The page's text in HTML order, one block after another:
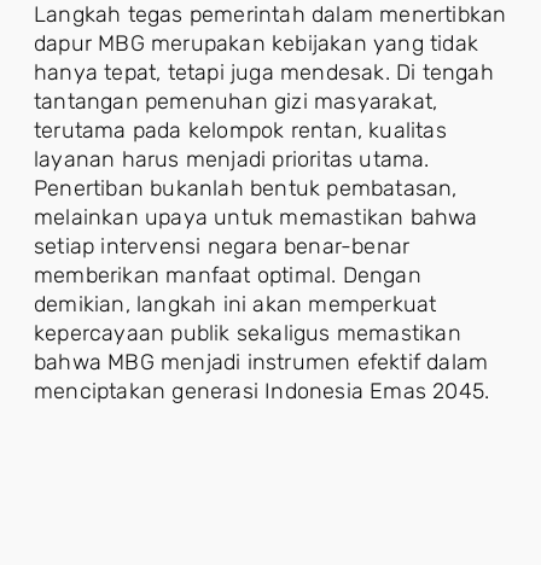
Langkah tegas pemerintah dalam menertibkan
dapur MBG merupakan kebijakan yang tidak
hanya tepat, tetapi juga mendesak. Di tengah
tantangan pemenuhan gizi masyarakat,
terutama pada kelompok rentan, kualitas
layanan harus menjadi prioritas utama.
Penertiban bukanlah bentuk pembatasan,
melainkan upaya untuk memastikan bahwa
setiap intervensi negara benar-benar
memberikan manfaat optimal. Dengan
demikian, langkah ini akan memperkuat
kepercayaan publik sekaligus memastikan
bahwa MBG menjadi instrumen efektif dalam
menciptakan generasi Indonesia Emas 2045.